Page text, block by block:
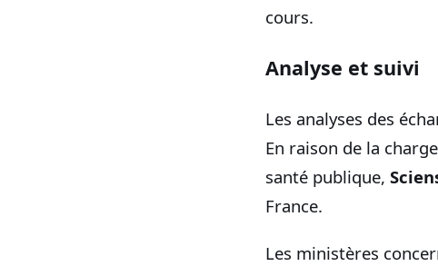
cours.
Analyse et suivi
Les analyses des
En raison de la
santé publique,
France.
Les ministères